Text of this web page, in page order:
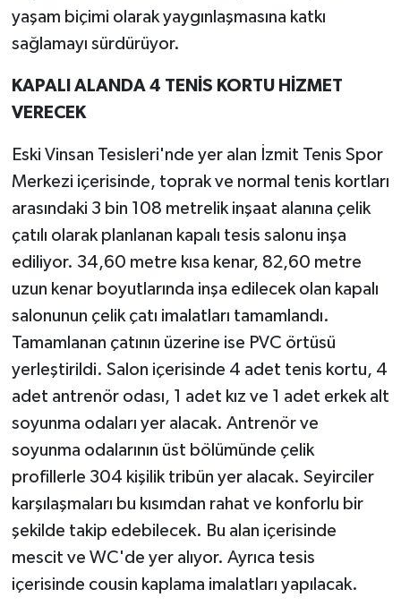
yaşam biçimi olarak yaygınlaşmasına katkı
sağlamayı sürdürüyor.
KAPALI ALANDA 4 TENİS KORTU HİZMET
VERECEK
Eski Vinsan Tesisleri'nde yer alan İzmit Tenis Spor
Merkezi içerisinde, toprak ve normal tenis kortları
arasındaki 3 bin 108 metrelik inşaat alanına çelik
çatılı olarak planlanan kapalı tesis salonu inşa
ediliyor. 34,60 metre kısa kenar, 82,60 metre
uzun kenar boyutlarında inşa edilecek olan kapalı
salonunun çelik çatı imalatları tamamlandı.
Tamamlanan çatının üzerine ise PVC örtüsü
yerleştirildi. Salon içerisinde 4 adet tenis kortu, 4
adet antrenör odası, 1 adet kız ve 1 adet erkek alt
soyunma odaları yer alacak. Antrenör ve
soyunma odalarının üst bölümünde çelik
profillerle 304 kişilik tribün yer alacak. Seyirciler
karşılaşmaları bu kısımdan rahat ve konforlu bir
şekilde takip edebilecek. Bu alan içerisinde
mescit ve WC'de yer alıyor. Ayrıca tesis
içerisinde cousin kaplama imalatları yapılacak.